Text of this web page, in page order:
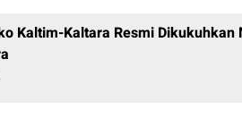
Kaltim-Kaltara Resmi